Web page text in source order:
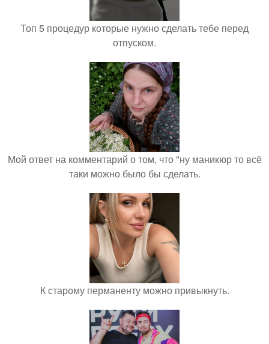
Топ 5 процедур которые нужно сделать тебе перед
отпуском.
Мой ответ на комментарий о том, что "ну маникюр то всё
таки можно было бы сделать.
К старому перманенту можно привыкнуть.